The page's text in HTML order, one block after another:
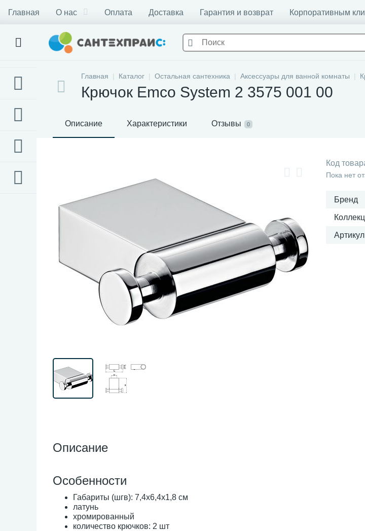
Главная О нас Оплата Доставка Гарантия и возврат Корпоративным
Главная Каталог Остальная сантехника Аксессуары для ванной комнаты
Крючок Emco System 2 3575 001 00
Описание Характеристики Отзывы 0
Код
Пока нет
Бренд
Артикул
Описание
Особенности
Габариты (шгв): 7,4x6,4x1,8 см
латунь
хромированный
количество крючков: 2 шт